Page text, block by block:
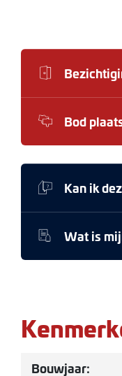
Entree via een
kom je in de
het toilet met
garderobe.
uitgerust met een
inloopdouche. De
karakter aan deze
Bod
Kan ik
Wat is
Bouwjaar: